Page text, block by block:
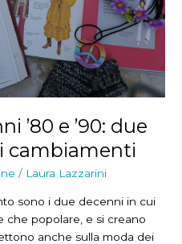
’80 e ’90: due
cambiamenti
/ Laura Lazzarini
sono i due decenni in cui
che popolare, e si creano
anche sulla moda dei